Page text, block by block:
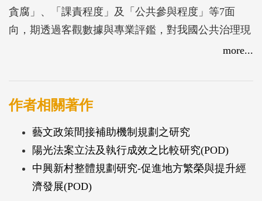
貪腐」、「課責程度」及「公共參與程度」等7面
向，期透過客觀數據與專業評鑑，對我國公共治理現
more...
作者相關著作
藝文政策間接補助機制規劃之研究
陽光法案立法及執行成效之比較研究(POD)
中興新村整體規劃研究-促進地方繁榮與提升經
濟發展(POD)